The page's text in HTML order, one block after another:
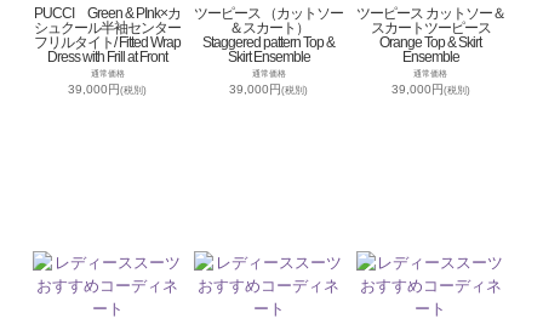
PUCCI Green & PInk×カ
シュクール半袖センター
フリルタイト/ Fitted Wrap
Dress with Frill at Front
通常価格
39,000円(税別)
ツーピース （カットソー
＆スカート）
Staggered pattern Top &
Skirt Ensemble
通常価格
39,000円(税別)
ツーピース カットソー＆
スカートツーピース
Orange Top & Skirt
Ensemble
通常価格
39,000円(税別)